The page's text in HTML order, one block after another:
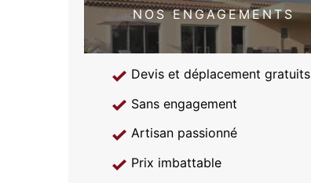
NOS ENGAGEMENTS
Devis et déplacement gratuits
Sans engagement
Artisan passionné
Prix imbattable